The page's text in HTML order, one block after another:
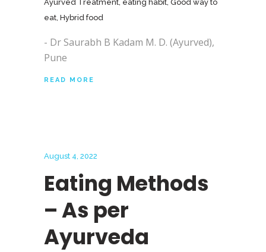
Ayurved Treatment, eating habit, Good way to
eat, Hybrid food
- Dr Saurabh B Kadam M. D. (Ayurved),
Pune
READ MORE
August 4, 2022
Eating Methods
– As per
Ayurveda